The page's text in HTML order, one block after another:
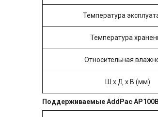
Температура
Температура
Относительная
Ш x Д x В (мм)
ПоддерживаемыеAddPacAP100B